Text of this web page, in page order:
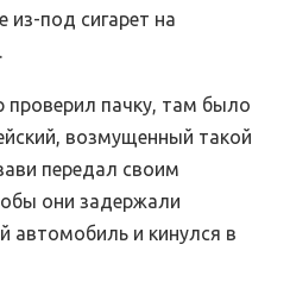
из-под сигарет на
проверил пачку, там было
возмущенный такой
передал своим
они задержали
автомобиль и кинулся в